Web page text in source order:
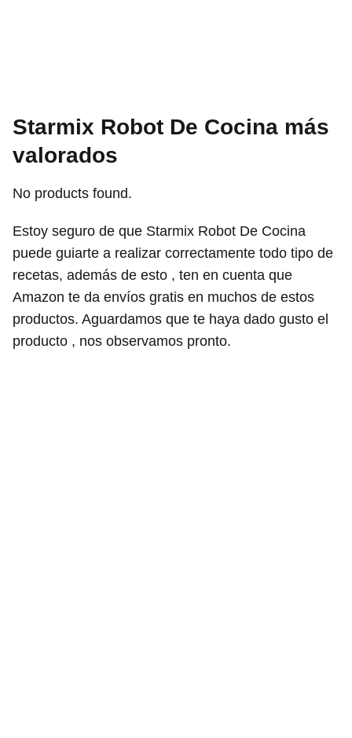
Starmix Robot De Cocina más
valorados
No products found.
Estoy seguro de que Starmix Robot De Cocina
puede guiarte a realizar correctamente todo tipo de
recetas, además de esto , ten en cuenta que
Amazon te da envíos gratis en muchos de estos
productos. Aguardamos que te haya dado gusto el
producto , nos observamos pronto.